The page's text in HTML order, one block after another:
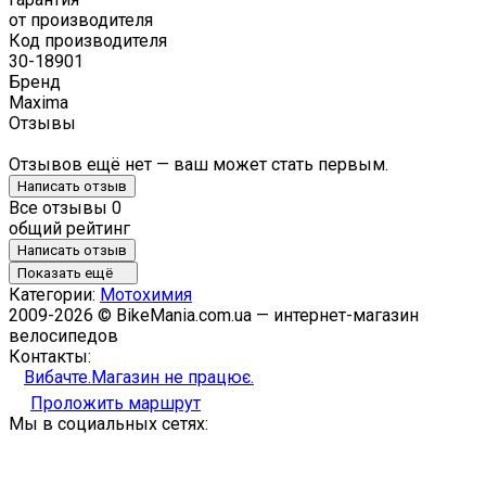
от производителя
Код производителя
30-18901
Бренд
Maxima
Отзывы
Отзывов ещё нет — ваш может стать первым.
Написать отзыв
Все отзывы 0
общий рейтинг
Написать отзыв
Показать ещё
Категории: Мотохимия
2009-2026 © BikeMania.com.ua — интернет-магазин
велосипедов
Контакты:
Вибачте.Магазин не працює.
Проложить маршрут
Мы в социальных сетях: